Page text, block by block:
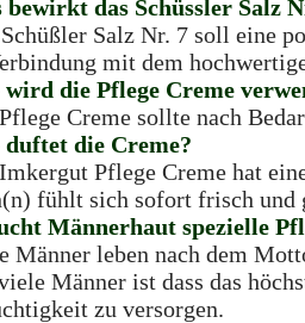
bewirkt das Schüssler Salz
Salz Nr. 7 soll eine
mit dem
die Pflege Creme
Creme sollte nach
die Creme?
Pflege Creme hat
fühlt sich sofort frisch und
Männerhaut spezielle
Männer leben nach dem
Männer ist dass das
zu versorgen.